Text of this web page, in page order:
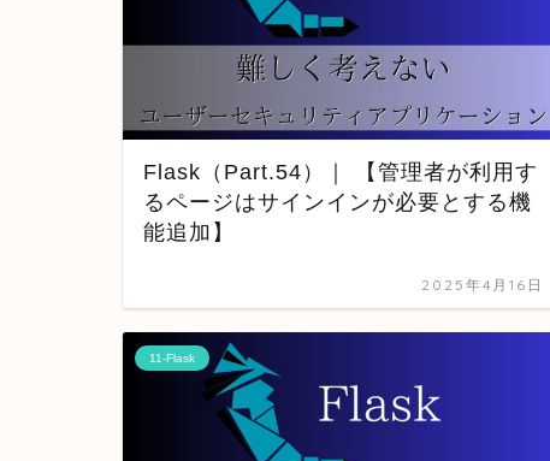
Flask（Part.54）｜ 【管理者が利用す
るページはサインインが必要とする機
能追加】
2025年4月16日
11-Flask